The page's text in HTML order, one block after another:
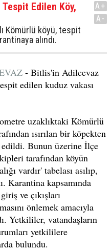
Edilen Köy,
Kömürlü köyü, tespit
alındı.
A+
A-
- Bitlis'in Adilcevaz
edilen kuduz vakası
uzaklıktaki Kömürlü
ısırılan bir köpekten
edildi. Bunun üzerine İlçe
tarafından köyün
vardır' tabelası asılıp,
Karantina kapsamında
ve çıkışları
önlemek amacıyla
Yetkililer, vatandaşların
yetkililere
bulundu.